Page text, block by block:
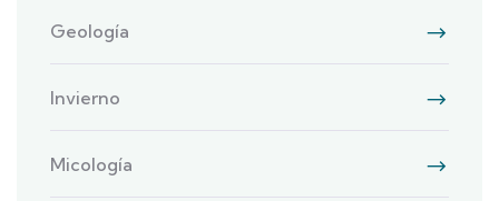
Geología
Invierno
Micología